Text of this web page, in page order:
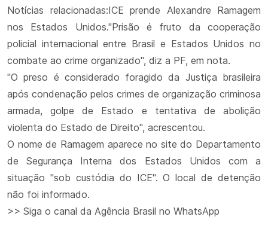
Notícias relacionadas:ICE prende Alexandre Ramagem
nos Estados Unidos."Prisão é fruto da cooperação
policial internacional entre Brasil e Estados Unidos no
combate ao crime organizado", diz a PF, em nota.
"O preso é considerado foragido da Justiça brasileira
após condenação pelos crimes de organização criminosa
armada, golpe de Estado e tentativa de abolição
violenta do Estado de Direito", acrescentou.
O nome de Ramagem aparece no site do Departamento
de Segurança Interna dos Estados Unidos com a
situação "sob custódia do ICE". O local de detenção
não foi informado.
>> Siga o canal da Agência Brasil no WhatsApp